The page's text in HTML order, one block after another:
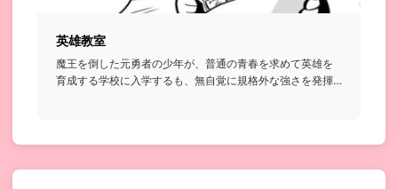
英雄教室
魔王を倒した元勇者の少年が、普通の青春を求めて英雄を
育成する学校に入学するも、無自覚に規格外な強さを発揮